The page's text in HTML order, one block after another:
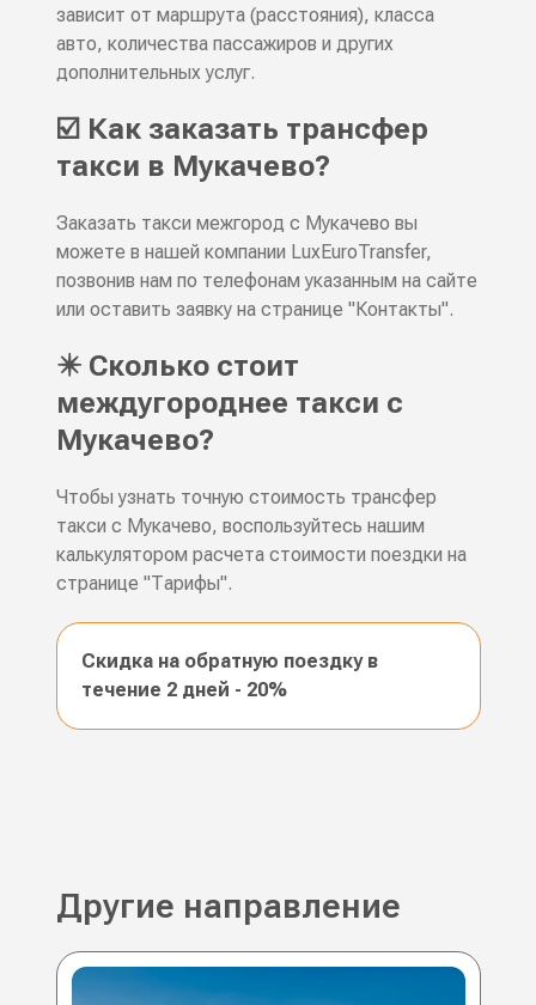
зависит от маршрута (расстояния), класса
авто, количества пассажиров и других
дополнительных услуг.
☑️ Как заказать трансфер
такси в Мукачево?
Заказать такси межгород с Мукачево вы
можете в нашей компании LuxEuroTransfer,
позвонив нам по телефонам указанным на сайте
или оставить заявку на странице "Контакты".
✴️ Сколько стоит
междугороднее такси с
Мукачево?
Чтобы узнать точную стоимость трансфер
такси с Мукачево, воспользуйтесь нашим
калькулятором расчета стоимости поездки на
странице "Тарифы".
Скидка на обратную поездку в
течение 2 дней - 20%
Другие направление